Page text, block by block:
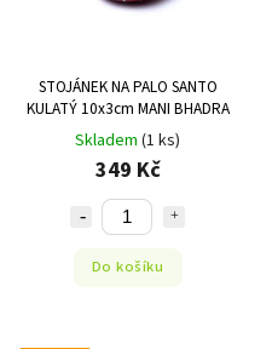
STOJÁNEK NA PALO SANTO
KULATÝ 10x3cm MANI BHADRA
Skladem (1 ks)
349 Kč
Do košíku